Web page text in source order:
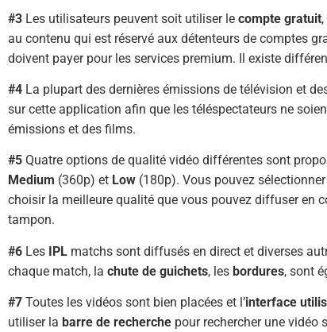
#3 Les utilisateurs peuvent soit utiliser le compte gratuit
au contenu qui est réservé aux détenteurs de comptes
doivent payer pour les services premium. Il existe
#4 La plupart des dernières émissions de télévision et
sur cette application afin que les téléspectateurs ne
émissions et des films.
#5 Quatre options de qualité vidéo différentes sont
Medium (360p) et Low (180p). Vous pouvez
choisir la meilleure qualité que vous pouvez diffuser en
tampon.
#6 Les IPL matchs sont diffusés en direct et diverses
chaque match, la chute de guichets, les bordures, sont
#7 Toutes les vidéos sont bien placées et l’interface
utiliser la barre de recherche pour rechercher une vidéo